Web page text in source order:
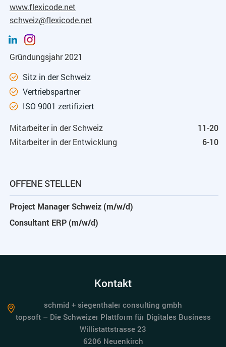
www.flexicode.net
schweiz@flexicode.net
Gründungsjahr 2021
Sitz in der Schweiz
Vertriebspartner
ISO 9001 zertifiziert
Mitarbeiter in der Schweiz
11-20
Mitarbeiter in der Entwicklung
6-10
OFFENE STELLEN
Project Manager Schweiz (m/w/d)
Consultant ERP (m/w/d)
Kontakt
schmid + siegenthaler consulting gmbh
topsoft – Die Schweizer Plattform für Digitales Business
Willistattstrasse 23
6206 Neuenkirch